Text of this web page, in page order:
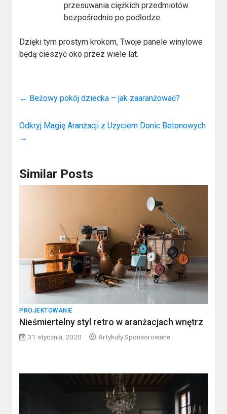
przesuwania ciężkich przedmiotów
bezpośrednio po podłodze.
Dzięki tym prostym krokom, Twoje panele winylowe
będą cieszyć oko przez wiele lat.
← Beżowy pokój dziecka – jak zaaranżować?
Odkryj Magię Aranżacji z Użyciem Donic Betonowych
→
Similar Posts
PROJEKTOWANIE
Nieśmiertelny styl retro w aranżacjach wnętrz
31 stycznia, 2020 Artykuły Sponsorowane